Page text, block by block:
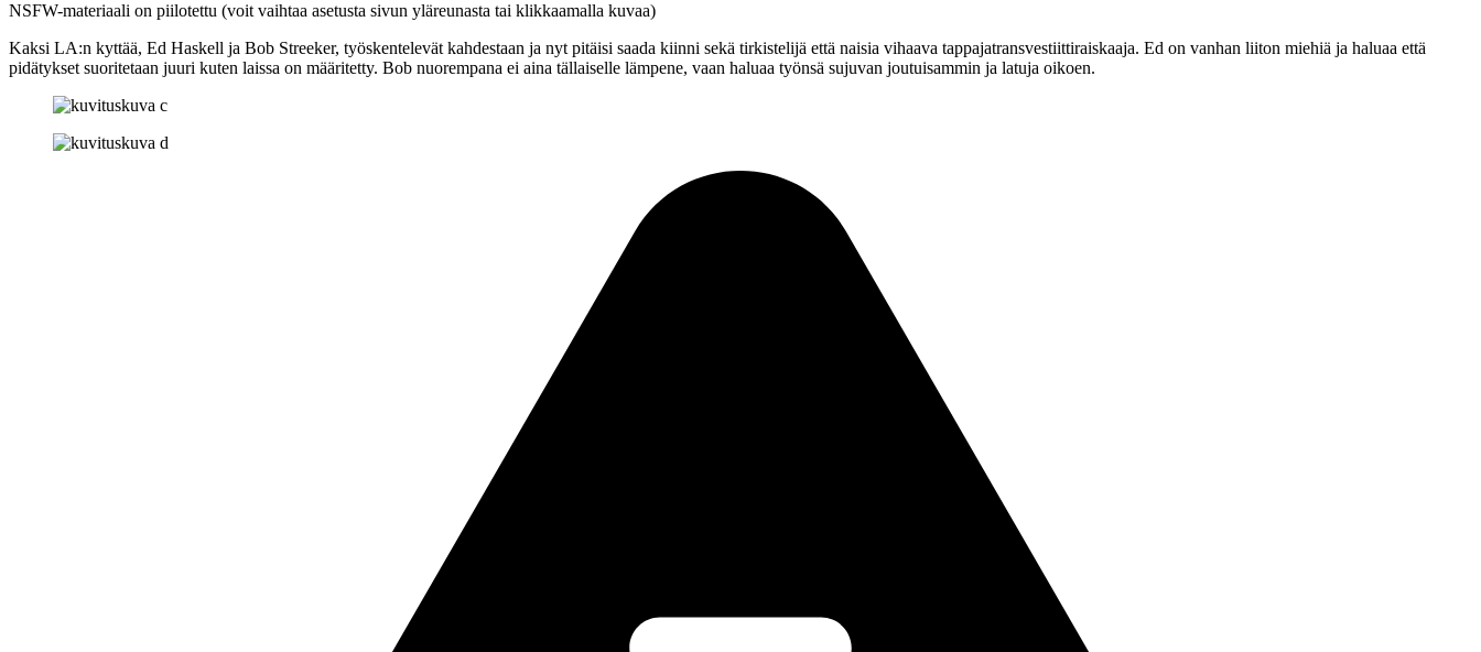
NSFW-materiaali on piilotettu (voit vaihtaa asetusta sivun ylä­reunasta tai klikkaamalla kuvaa)
Kaksi LA:n kyttää, Ed Haskell ja Bob Streeker, työskentelevät kahdestaan ja nyt pitäisi saada kiinni sekä tirkistelijä että naisia vihaava tappajatransvestiittiraiskaaja. Ed on vanhan liiton miehiä ja haluaa että
pidätykset suoritetaan juuri kuten laissa on määritetty. Bob nuorempana ei aina tällaiselle lämpene, vaan haluaa työnsä sujuvan joutuisammin ja latuja oikoen.